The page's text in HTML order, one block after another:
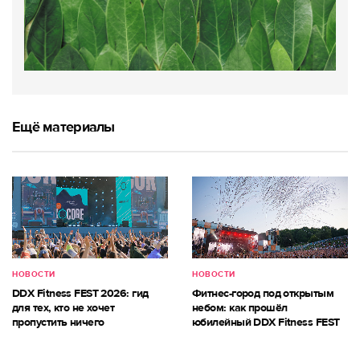
Ещё материалы
НОВОСТИ
DDX Fitness FEST 2026: гид
для тех, кто не хочет
пропустить ничего
НОВОСТИ
Фитнес-город под открытым
небом: как прошёл
юбилейный DDX Fitness FEST